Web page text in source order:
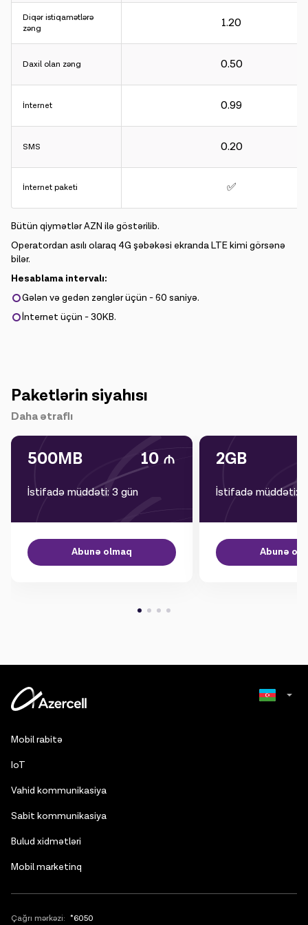
İnternet üçün - 30KB.
Hesablama intervalı:
Gələn və gedən zənglər üçün - 60 saniyə.
Diqər istiqamətlərə
zəng
Daxil olan zəng
İnternet
SMS
İnternet paketi
1.20
0.50
0.99
0.20
✅
Bütün qiymətlər AZN ilə göstərilib.
Operatordan asılı olaraq 4G şəbəkəsi ekranda LTE kimi görsənə
bilər.
Hesablama intervalı:
Gələn və gedən zənglər üçün - 60 saniyə.
İnternet üçün - 30KB.
Paketlərin siyahısı
Daha ətraflı
500MB 10
İstifadə müddəti: 3 gün
Abunə olmaq
2GB
İstifadə müddəti:
Abunə
Mobil rabitə
IoT
Vahid kommunikasiya
Sabit kommunikasiya
Bulud xidmətləri
Mobil marketinq
Çağrı mərkəzi: *6050